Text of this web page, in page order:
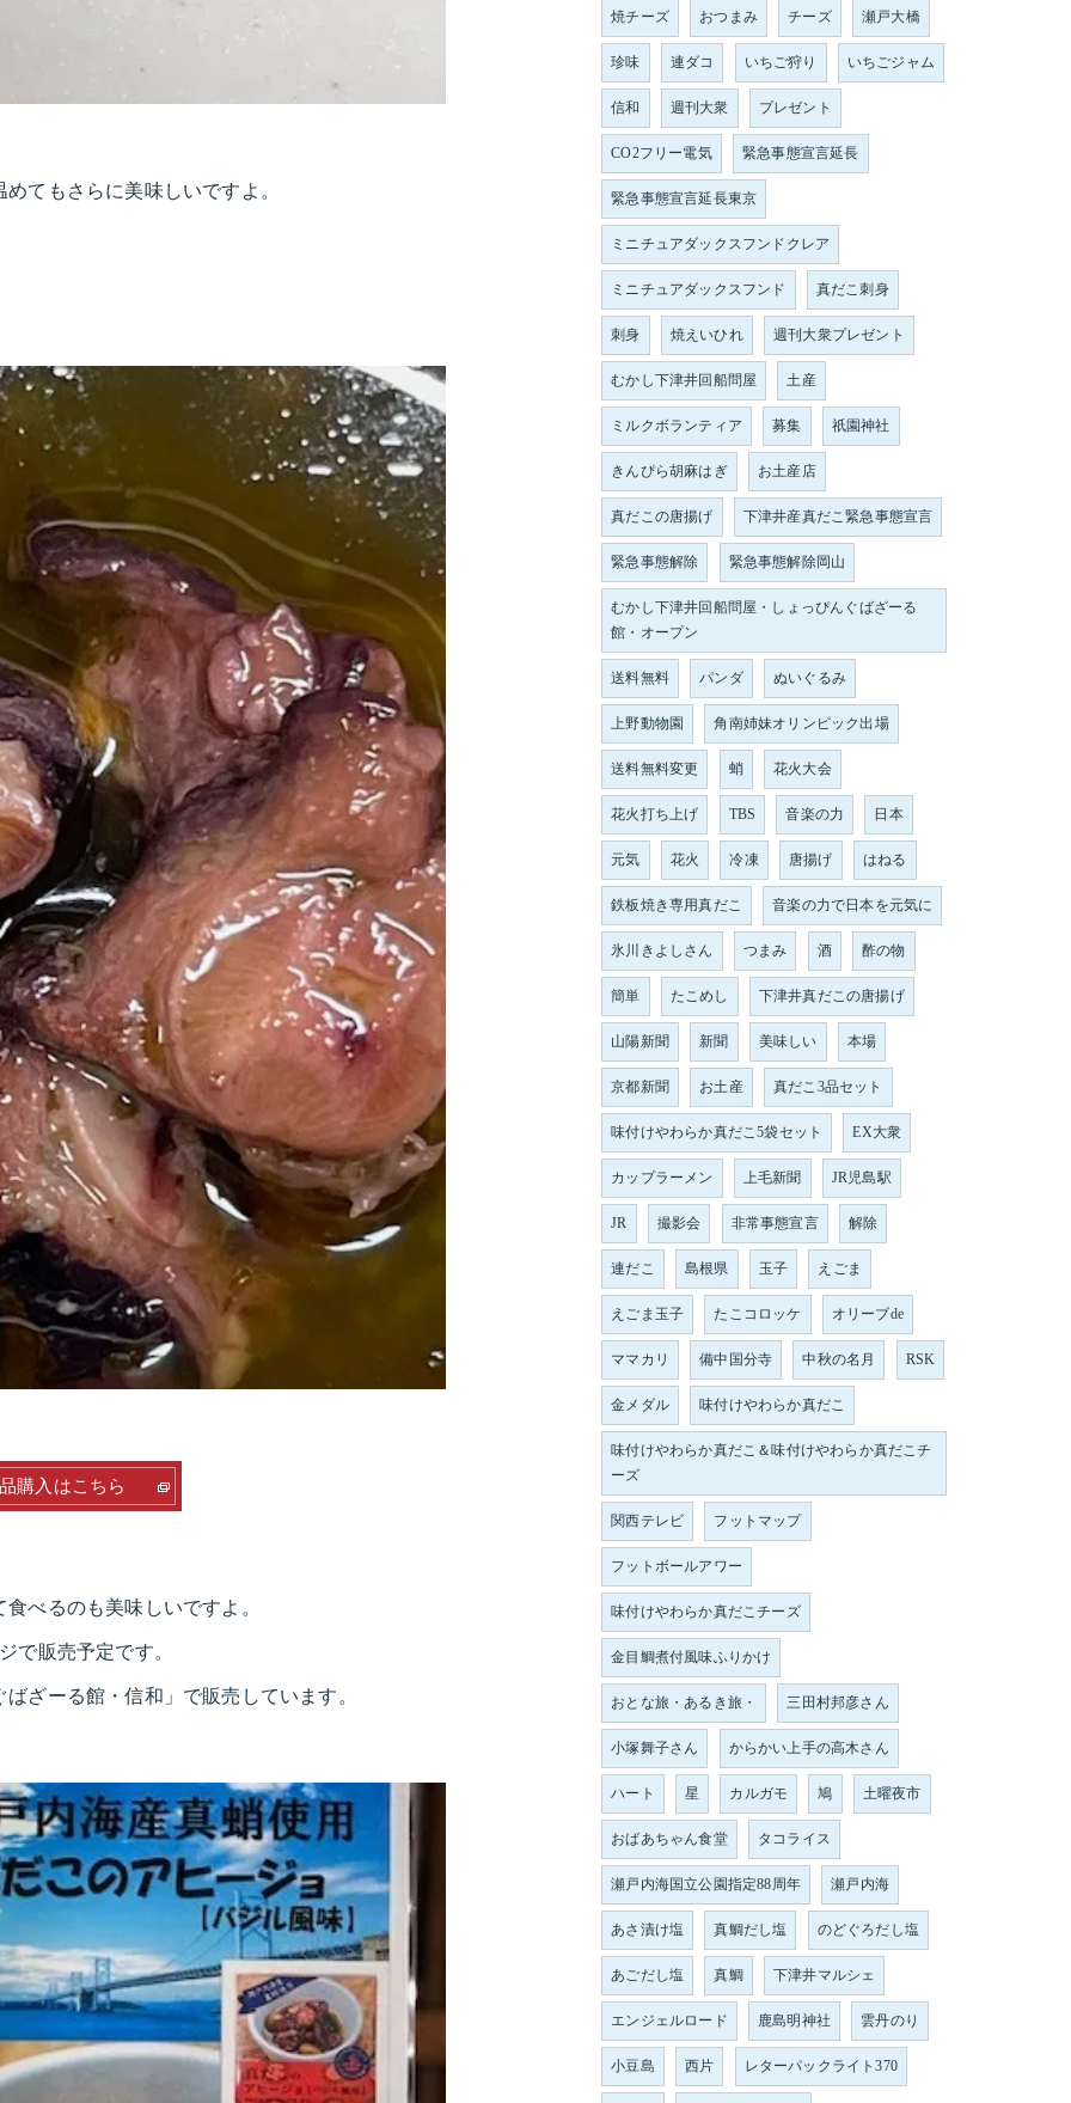
てもさらに美味しいですよ。
購入はこちら
べるのも美味しいですよ。
で販売予定です。
ざーる館・信和」で販売しています。
焼チーズ おつまみ チーズ 瀬戸大橋
珍味 連ダコ いちご狩り いちごジャム
信和 週刊大衆 プレゼント
CO2フリー電気 緊急事態宣言延長
緊急事態宣言延長東京
ミニチュアダックスフンドクレア
ミニチュアダックスフンド 真だこ刺身
刺身 焼えいひれ 週刊大衆プレゼント
むかし下津井回船問屋 土産
ミルクボランティア 募集 祇園神社
きんぴら胡麻はぎ お土産店
真だこの唐揚げ 下津井産真だこ緊急事態宣言
緊急事態解除 緊急事態解除岡山
むかし下津井回船問屋・しょっぴんぐばざーる
館・オープン
送料無料 パンダ ぬいぐるみ
上野動物園 角南姉妹オリンピック出場
送料無料変更 蛸 花火大会
花火打ち上げ TBS 音楽の力 日本
元気 花火 冷凍 唐揚げ はねる
鉄板焼き専用真だこ 音楽の力で日本を元気に
氷川きよしさん つまみ 酒 酢の物
簡単 たこめし 下津井真だこの唐揚げ
山陽新聞 新聞 美味しい 本場
京都新聞 お土産 真だこ3品セット
味付けやわらか真だこ5袋セット EX大衆
カップラーメン 上毛新聞 JR児島駅
JR 撮影会 非常事態宣言 解除
連だこ 島根県 玉子 えごま
えごま玉子 たこコロッケ オリーブde
ママカリ 備中国分寺 中秋の名月 RSK
金メダル 味付けやわらか真だこ
味付けやわらか真だこ＆味付けやわらか真だこチ
ーズ
関西テレビ フットマップ
フットボールアワー
味付けやわらか真だこチーズ
金目鯛煮付風味ふりかけ
おとな旅・あるき旅・ 三田村邦彦さん
小塚舞子さん からかい上手の高木さん
ハート 星 カルガモ 鳩 土曜夜市
おばあちゃん食堂 タコライス
瀬戸内海国立公園指定88周年 瀬戸内海
あさ漬け塩 真鯛だし塩 のどぐろだし塩
あごだし塩 真鯛 下津井マルシェ
エンジェルロード 鹿島明神社 雲丹のり
小豆島 西片 レターパックライト370